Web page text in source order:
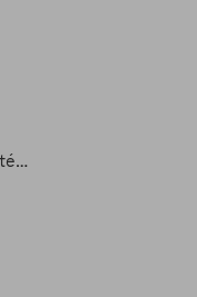
Szurkolj élőben a magyar csapatért - akár HD képminőségben!